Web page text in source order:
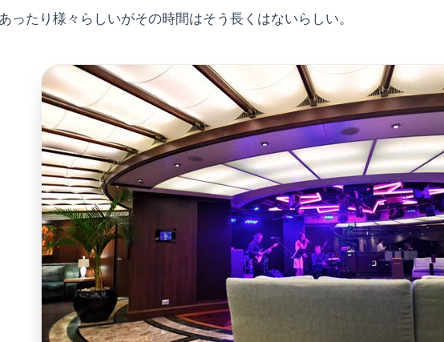
ったり様々らしいがその時間はそう長くはないらしい。